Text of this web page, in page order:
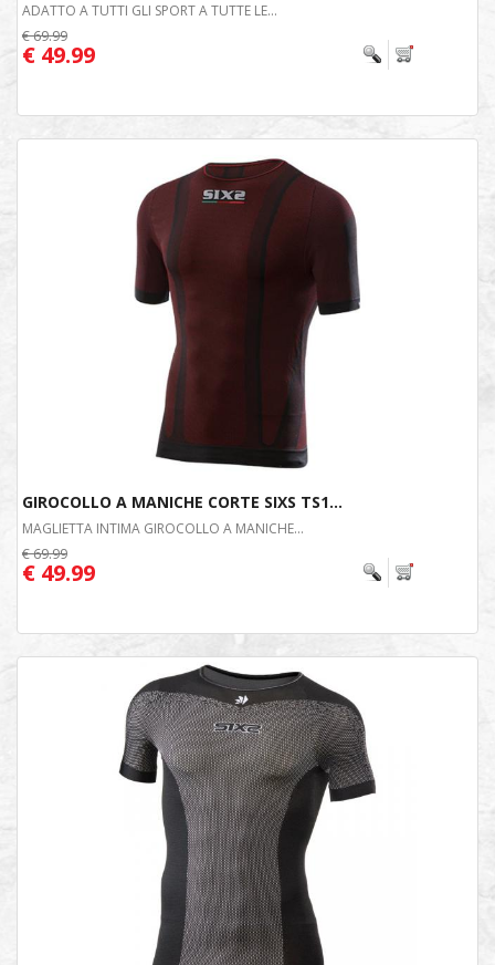
ADATTO A TUTTI GLI SPORT A TUTTE LE...
€ 69.99
€ 49.99
GIROCOLLO A MANICHE CORTE SIXS TS1...
MAGLIETTA INTIMA GIROCOLLO A MANICHE...
€ 69.99
€ 49.99